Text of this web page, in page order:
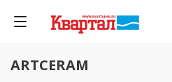
ARTCERAM